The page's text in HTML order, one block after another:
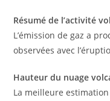
Résumé de l’activité
L’émission de gaz a
observées avec
Hauteur du nuage
La meilleure